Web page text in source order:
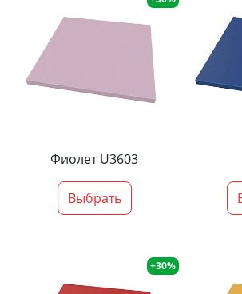
Фиолет U3603
Выбрать
+30%